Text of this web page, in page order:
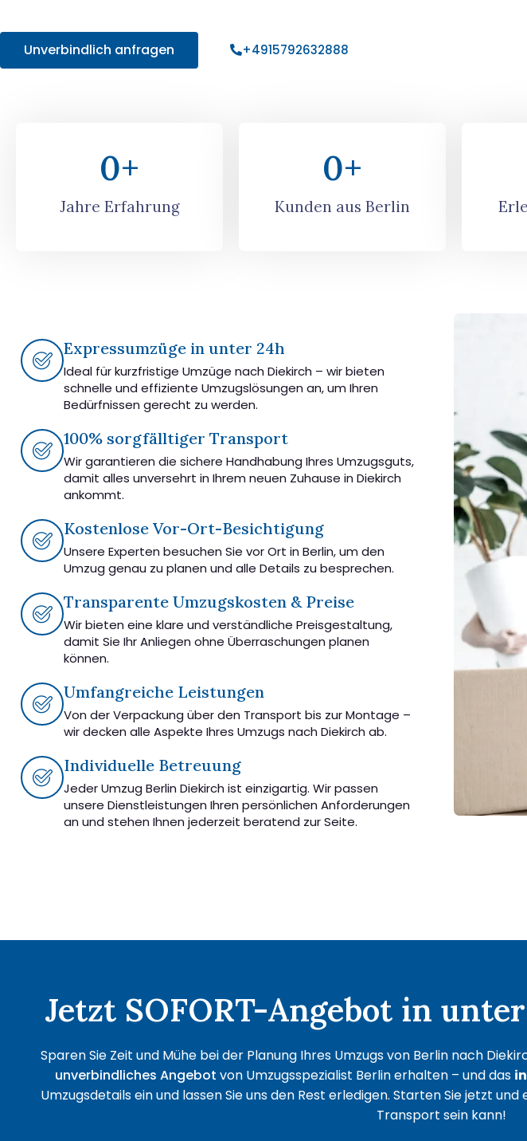
Unverbindlich anfragen +4915792632888
Jahre Erfahrung
0+
Kunden aus Berlin
0+
Expressumzüge in unter 24h
Ideal für kurzfristige Umzüge nach Diekirch – wir bieten
schnelle und effiziente Umzugslösungen an, um Ihren
Bedürfnissen gerecht zu werden.
100% sorgfälltiger Transport
Wir garantieren die sichere Handhabung Ihres Umzugsguts,
damit alles unversehrt in Ihrem neuen Zuhause in Diekirch
ankommt.
Kostenlose Vor-Ort-Besichtigung
Unsere Experten besuchen Sie vor Ort in Berlin, um den
Umzug genau zu planen und alle Details zu besprechen.
Transparente Umzugskosten & Preise
Wir bieten eine klare und verständliche Preisgestaltung,
damit Sie Ihr Anliegen ohne Überraschungen planen
können.
Umfangreiche Leistungen
Von der Verpackung über den Transport bis zur Montage –
wir decken alle Aspekte Ihres Umzugs nach Diekirch ab.
Individuelle Betreuung
Jeder Umzug Berlin Diekirch ist einzigartig. Wir passen
unsere Dienstleistungen Ihren persönlichen Anforderungen
an und stehen Ihnen jederzeit beratend zur Seite.
Jetzt SOFORT-Angebot in
Sparen Sie Zeit und Mühe bei der Planung Ihres Umzugs von Berlin nach
unverbindliches Angebot von Umzugsspezialist Berlin erhalten – und das
Umzugsdetails ein und lassen Sie uns den Rest erledigen. Starten Sie jetzt
Transport sein kann!